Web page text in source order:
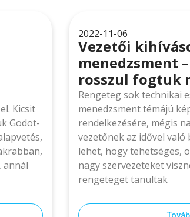
Kicsit
Godot-
annál
2022-11-06
Vezetői
menedzsment
rosszul fogtuk
Rengeteg sok technikai
menedzsment témájú
rendelkezésére, mégis
vezetőnek az idővel való
lehet, hogy tehetséges,
nagy szervezeteket
rengeteget tanultak